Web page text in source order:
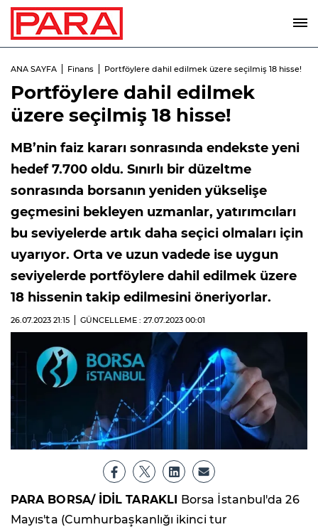
ANA SAYFA Finans Portföylere dahil edilmek üzere seçilmiş 18 hisse!
Portföylere dahil edilmek
üzere seçilmiş 18 hisse!
MB’nin faiz kararı sonrasında endekste yeni
hedef 7.700 oldu. Sınırlı bir düzeltme
sonrasında borsanın yeniden yükselişe
geçmesini bekleyen uzmanlar, yatırımcıları
bu seviyelerde artık daha seçici olmaları için
uyarıyor. Orta ve uzun vadede ise uygun
seviyelerde portföylere dahil edilmek üzere
18 hissenin takip edilmesini öneriyorlar.
26.07.2023 21:15 GÜNCELLEME : 27.07.2023 00:01
PARA BORSA/ İDİL TARAKLI Borsa İstanbul'da 26
Mayıs'ta (Cumhurbaşkanlığı ikinci tur